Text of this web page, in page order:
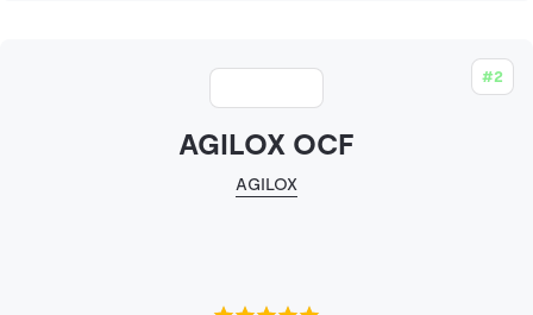
#2
AGILOX OCF
AGILOX